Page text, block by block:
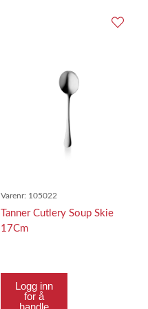
Varenr: 105022
Tanner Cutlery Soup Skie
17Cm
Logg inn
for å
handle